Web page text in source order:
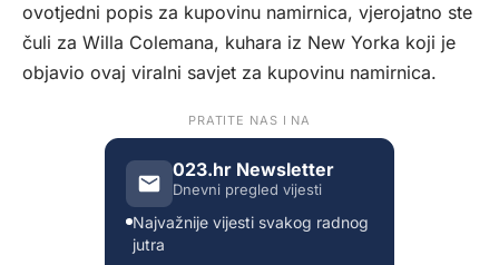
ovotjedni popis za kupovinu namirnica, vjerojatno ste
čuli za Willa Colemana, kuhara iz New Yorka koji je
objavio ovaj viralni savjet za kupovinu namirnica.
PRATITE NAS I NA
023.hr Newsletter
Dnevni pregled vijesti
Najvažnije vijesti svakog radnog
jutra